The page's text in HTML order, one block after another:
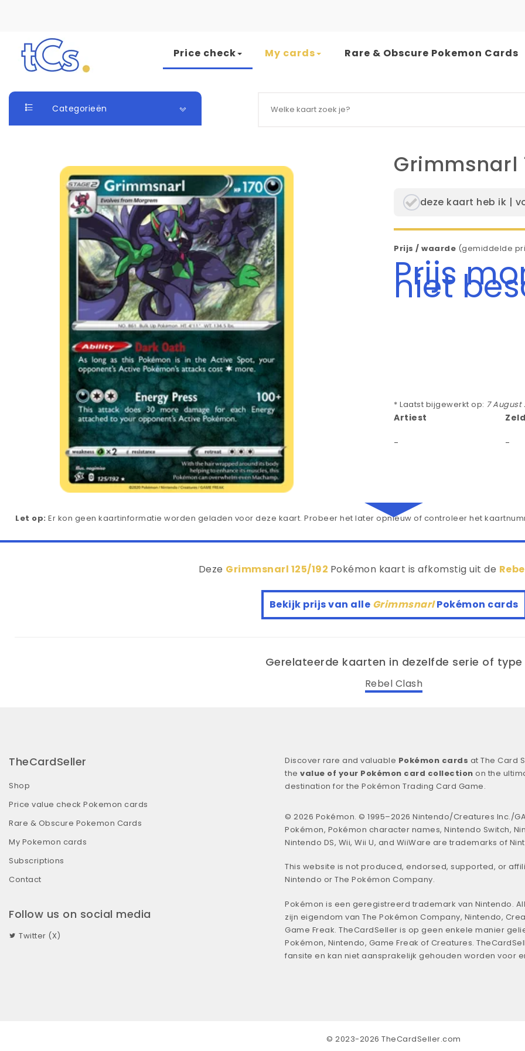
Skip to content
Price check My cards Rare & Obscure Pokemon Cards
Categorieën
Grimmsnarl
deze kaart heb ik |
Prijs / waarde (gemiddelde
Prijs
niet
* Laatst bijgewerkt op: 7 August
Artiest
- -
Let op: Er kon geen kaartinformatie worden geladen voor deze kaart. Probeer het later opnieuw of controleer het
Deze Grimmsnarl 125/192 Pokémon kaart is afkomstig uit de
Bekijk prijs van alle GrimmsnarlPokémon cards
Gerelateerde kaarten in dezelfde serie of type
Rebel Clash
TheCardSeller
Shop
Price value check Pokemon cards
Rare & Obscure Pokemon Cards
My Pokemon cards
Subscriptions
Contact
Follow us on social media
Twitter (X)
Discover rare and valuable Pokémon cards at The Card
the value of your Pokémon card collection on the
destination for the Pokémon Trading Card Game.
© 2026 Pokémon. © 1995–2026 Nintendo/Creatures Inc./
Pokémon, Pokémon character names, Nintendo Switch,
Nintendo DS, Wii, Wii U, and WiiWare are trademarks of
This website is not produced, endorsed, supported, or
Nintendo or The Pokémon Company.
Pokémon is een geregistreerd trademark van Nintendo.
zijn eigendom van The Pokémon Company, Nintendo,
Game Freak. TheCardSeller is op geen enkele manier
Pokémon, Nintendo, Game Freak of Creatures.
fansite en kan niet aansprakelijk gehouden worden voor
© 2023-2026 TheCardSeller.com